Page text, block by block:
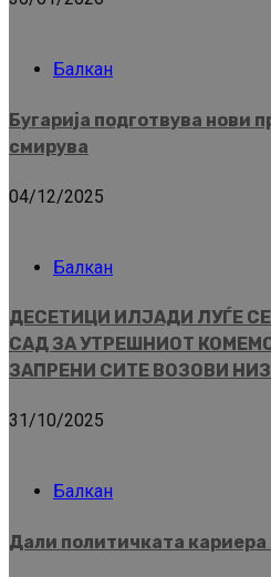
Балкан
Бугарија подготвува нови
смирува
04/12/2025
Балкан
ДЕСЕТИЦИ ИЛЈАДИ ЛУЃЕ
САД ЗА УТРЕШНИОТ
ЗАПРЕНИ СИТЕ ВОЗОВИ
31/10/2025
Балкан
Дали политичката